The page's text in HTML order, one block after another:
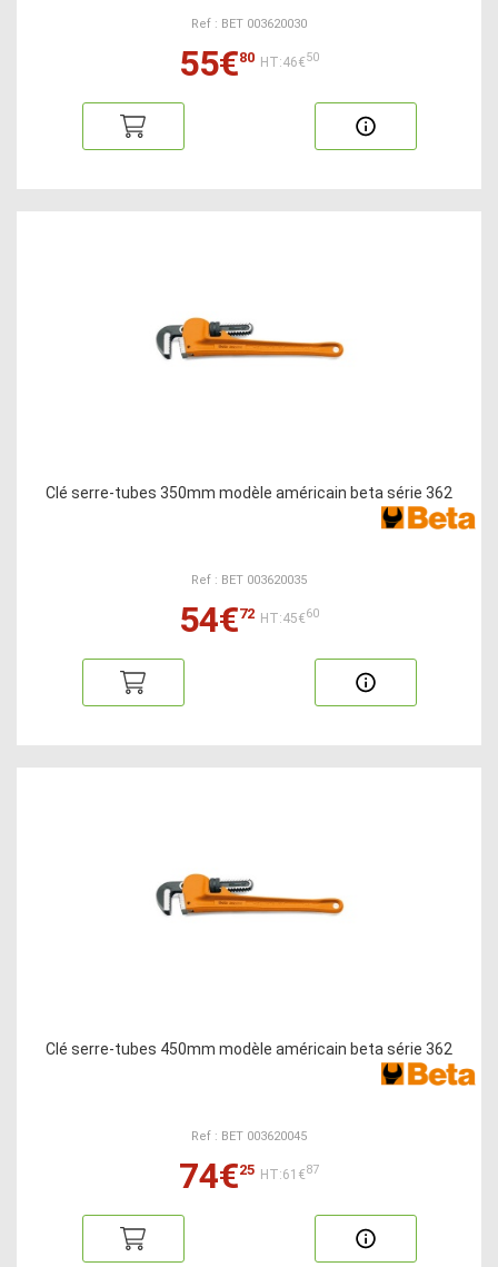
Ref : BET 003620030
55€80 HT:46€50
Clé serre-tubes 350mm modèle américain beta série 362
Ref : BET 003620035
54€72 HT:45€60
Clé serre-tubes 450mm modèle américain beta série 362
Ref : BET 003620045
74€25 HT:61€87